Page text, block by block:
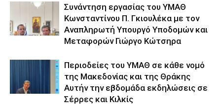
Συνάντηση εργασίας του ΥΜΑΘ
Κωνσταντίνου Π. Γκιουλέκα με τον
Αναπληρωτή Υπουργό Υποδομών και
Μεταφορών Γιώργο Κώτσηρα
Περιοδείες του ΥΜΑΘ σε κάθε νομό
της Μακεδονίας και της Θράκης
Αυτήν την εβδομάδα εκδηλώσεις σε
Σέρρες και Κιλκίς